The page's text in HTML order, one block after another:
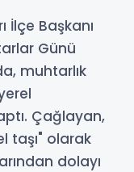
İlçe Başkanı
Günü
muhtarlık
Çağlayan,
taşı" olarak
dolayı